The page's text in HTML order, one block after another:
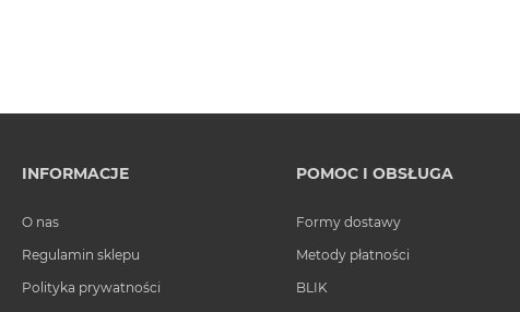
INFORMACJE
O nas
Regulamin sklepu
Polityka prywatności
POMOC I OBSŁUGA
Formy dostawy
Metody płatności
BLIK